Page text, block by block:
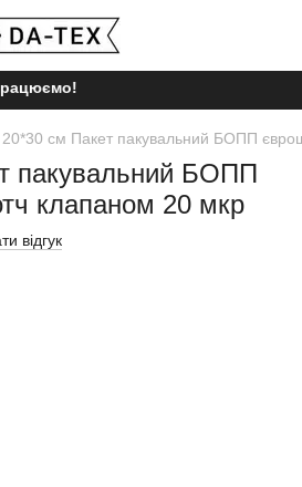
20*30 см Пакет пакувальний БОПП
пакувальний БОПП
клапаном 20 мкр
відгук